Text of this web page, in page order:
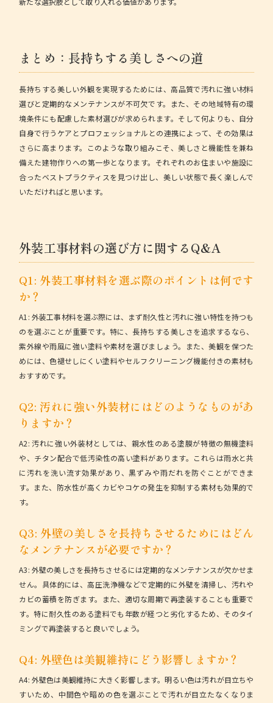
まとめ：長持ちする美しさへの道
長持ちする美しい外観を実現するためには、高品質で汚れに強い材料
選びと定期的なメンテナンスが不可欠です。また、その地域特有の環
境条件にも配慮した素材選びが求められます。そして何よりも、自分
自身で行うケアとプロフェッショナルとの連携によって、その効果は
さらに高まります。このような取り組みこそ、美しさと機能性を兼ね
備えた建物作りへの第一歩となります。それぞれのお住まいや施設に
合ったベストプラクティスを見つけ出し、美しい状態で長く楽しんで
いただければと思います。
外装工事材料の選び方に関するQ&A
Q1: 外装工事材料を選ぶ際のポイントは何です
か？
A1: 外装工事材料を選ぶ際には、まず耐久性と汚れに強い特性を持つも
のを選ぶことが重要です。特に、長持ちする美しさを追求するなら、
紫外線や雨風に強い塗料や素材を選びましょう。また、美観を保つた
めには、色褪せしにくい塗料やセルフクリーニング機能付きの素材も
おすすめです。
Q2: 汚れに強い外装材にはどのようなものがあ
りますか？
A2: 汚れに強い外装材としては、親水性のある塗膜が特徴の無機塗料
や、チタン配合で低汚染性の高い塗料があります。これらは雨水と共
に汚れを洗い流す効果があり、黒ずみや雨だれを防ぐことができま
す。また、防水性が高くカビやコケの発生を抑制する素材も効果的で
す。
Q3: 外壁の美しさを長持ちさせるためにはどん
なメンテナンスが必要ですか？
A3: 外壁の美しさを長持ちさせるには定期的なメンテナンスが欠かせま
せん。具体的には、高圧洗浄機などで定期的に外壁を清掃し、汚れや
カビの蓄積を防ぎます。また、適切な周期で再塗装することも重要で
す。特に耐久性のある塗料でも年数が経つと劣化するため、そのタイ
ミングで再塗装すると良いでしょう。
Q4: 外壁色は美観維持にどう影響しますか？
A4: 外壁色は美観維持に大きく影響します。明るい色は汚れが目立ちや
すいため、中間色や暗めの色を選ぶことで汚れが目立たなくなりま